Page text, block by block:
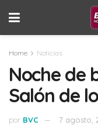
Home Noticias
Noche de
Salón de
por BVC 7 agosto,